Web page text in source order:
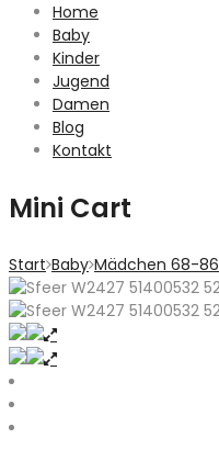
Home
Baby
Kinder
Jugend
Damen
Blog
Kontakt
Mini Cart
Start Baby Mädchen 68-86